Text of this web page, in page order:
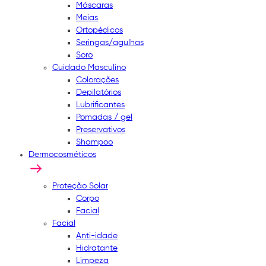
Máscaras
Meias
Ortopédicos
Seringas/agulhas
Soro
Cuidado Masculino
Colorações
Depilatórios
Lubrificantes
Pomadas / gel
Preservativos
Shampoo
Dermocosméticos
Proteção Solar
Corpo
Facial
Facial
Anti-idade
Hidratante
Limpeza